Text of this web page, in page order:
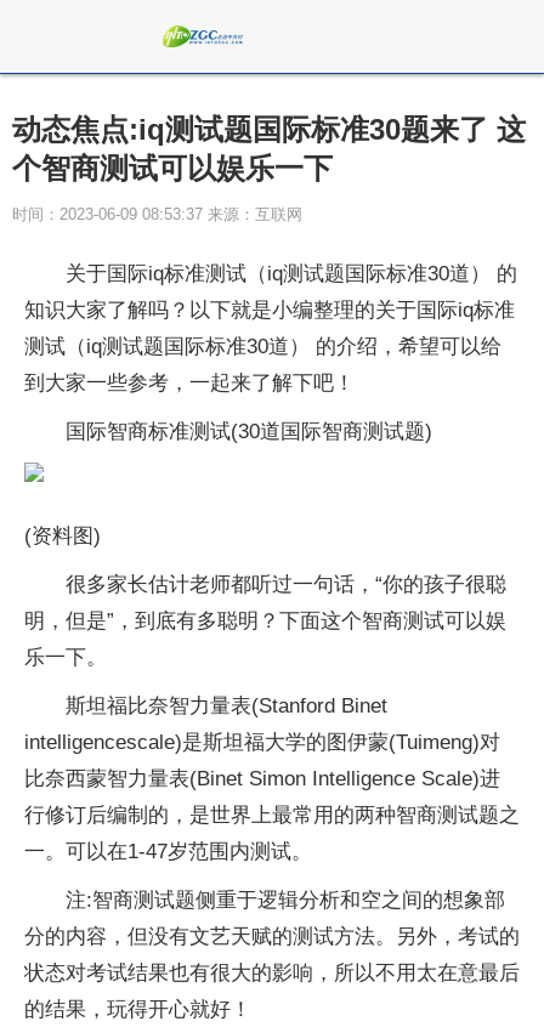
动态焦点:iq测试题国际标准30题来了 这
个智商测试可以娱乐一下
时间：2023-06-09 08:53:37 来源：互联网
关于国际iq标准测试（iq测试题国际标准30道） 的
知识大家了解吗？以下就是小编整理的关于国际iq标准
测试（iq测试题国际标准30道） 的介绍，希望可以给
到大家一些参考，一起来了解下吧！
国际智商标准测试(30道国际智商测试题)
(资料图)
很多家长估计老师都听过一句话，“你的孩子很聪
明，但是”，到底有多聪明？下面这个智商测试可以娱
乐一下。
斯坦福比奈智力量表(Stanford Binet
intelligencescale)是斯坦福大学的图伊蒙(Tuimeng)对
比奈西蒙智力量表(Binet Simon Intelligence Scale)进
行修订后编制的，是世界上最常用的两种智商测试题之
一。可以在1-47岁范围内测试。
注:智商测试题侧重于逻辑分析和空之间的想象部
分的内容，但没有文艺天赋的测试方法。另外，考试的
状态对考试结果也有很大的影响，所以不用太在意最后
的结果，玩得开心就好！